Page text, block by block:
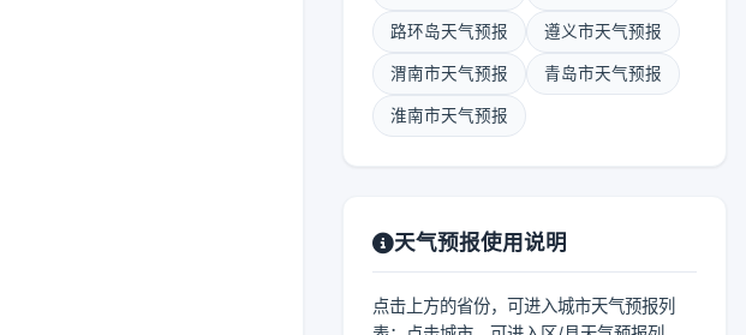
路环岛天气预报 遵义市天气预报
渭南市天气预报 青岛市天气预报
淮南市天气预报
天气预报使用说明
点击上方的省份，可进入城市天气预报列